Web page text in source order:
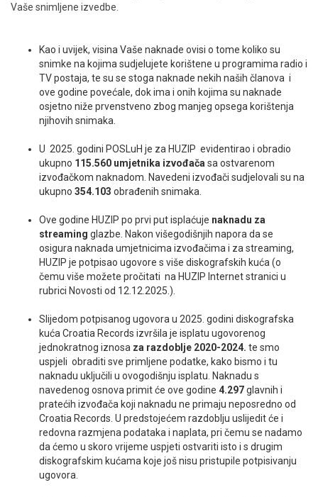
ENGLISH
Vaše snimljene izvedbe.
Kao i uvijek, visina Vaše naknade ovisi o tome koliko su
snimke na kojima sudjelujete korištene u programima radio i
TV postaja, te su se stoga naknade nekih naših članova i
ove godine povećale, dok ima i onih kojima su naknade
osjetno niže prvenstveno zbog manjeg opsega korištenja
njihovih snimaka.
U 2025. godini POSLuH je za HUZIP evidentirao i obradio
ukupno 115.560 umjetnika izvođačasa ostvarenom
izvođačkom naknadom. Navedeni izvođači sudjelovali su na
ukupno 354.103 obrađenih snimaka.
Ove godine HUZIP po prvi put isplaćuje naknadu za
streaming glazbe. Nakon višegodišnjih napora da se
osigura naknada umjetnicima izvođačima i za streaming,
HUZIP je potpisao ugovore s više diskografskih kuća (o
čemu više možete pročitati na HUZIP Internet stranici u
rubrici Novosti od 12.12.2025.).
Slijedom potpisanog ugovora u 2025. godini diskografska
kuća Croatia Records izvršila je isplatu ugovorenog
jednokratnog iznosa za razdoblje 2020-2024. te smo
uspjeli obraditi sve primljene podatke, kako bismo i tu
naknadu uključili u ovogodišnju isplatu. Naknadu s
navedenog osnova primit će ove godine 4.297glavnih i
pratećih izvođača koji naknadu ne primaju neposredno od
Croatia Records. U predstojećem razdoblju uslijedit će i
redovna razmjena podataka i naplata, pri čemu se nadamo
da ćemo u skoro vrijeme uspjeti ostvariti isto i s drugim
diskografskim kućama koje još nisu pristupile potpisivanju
ugovora.